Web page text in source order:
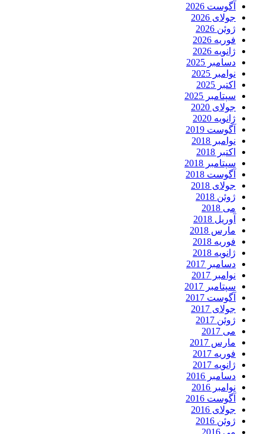
آگوست 2026
جولای 2026
ژوئن 2026
فوریه 2026
ژانویه 2026
دسامبر 2025
نوامبر 2025
اکتبر 2025
سپتامبر 2025
جولای 2020
ژانویه 2020
آگوست 2019
نوامبر 2018
اکتبر 2018
سپتامبر 2018
آگوست 2018
جولای 2018
ژوئن 2018
می 2018
آوریل 2018
مارس 2018
فوریه 2018
ژانویه 2018
دسامبر 2017
نوامبر 2017
سپتامبر 2017
آگوست 2017
جولای 2017
ژوئن 2017
می 2017
مارس 2017
فوریه 2017
ژانویه 2017
دسامبر 2016
نوامبر 2016
آگوست 2016
جولای 2016
ژوئن 2016
می 2016